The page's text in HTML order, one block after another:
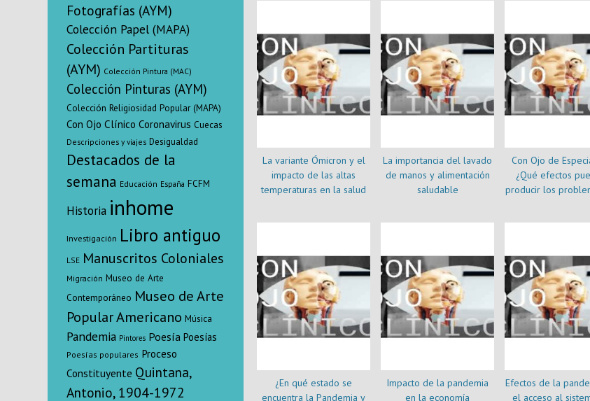
Fotografías (AYM)
Colección Papel (MAPA)
Colección Partituras
(AYM) Colección Pintura (MAC)
Colección Pinturas (AYM)
Colección Religiosidad Popular (MAPA)
Con Ojo Clínico Coronavirus Cuecas
Descripciones y viajes Desigualdad
Destacados de la
semana Educación España FCFM
Historia inhome
Investigación Libro antiguo
LSE Manuscritos Coloniales
Migración Museo de Arte
Contemporáneo Museo de Arte
Popular Americano Música
Pandemia Pintores Poesía Poesías
Poesías populares Proceso
Constituyente Quintana,
Antonio, 1904-1972
La variante Ómicron y el
impacto de las altas
temperaturas en la salud
La importancia del lavado
de manos y alimentación
saludable
Con Ojo de
¿Qué efectos
producir los
¿En qué estado se
encuentra la Pandemia y
Impacto de la pandemia
en la economía
Efectos de la
el acceso al